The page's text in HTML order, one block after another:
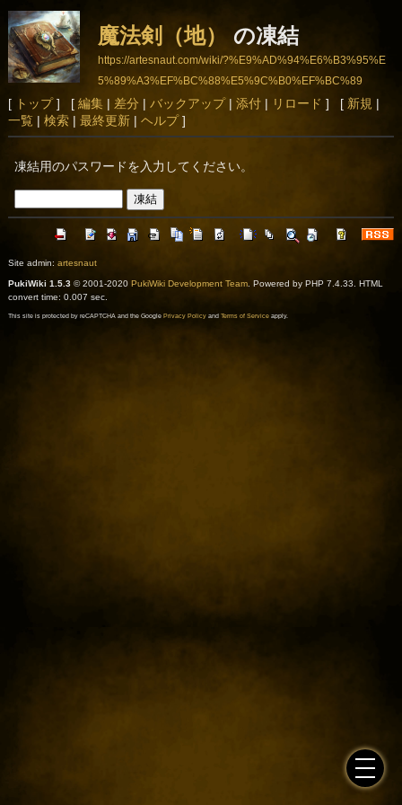
魔法剣（地） の凍結
https://artesnaut.com/wiki/?%E9%AD%94%E6%B3%95%E
5%89%A3%EF%BC%88%E5%9C%B0%EF%BC%89
[ トップ] [ 編集| 差分 | バックアップ| 添付| リロード ] [ 新規 |
一覧| 検索| 最終更新| ヘルプ]
凍結用のパスワードを入力してください。
Site admin: artesnaut
PukiWiki 1.5.3© 2001-2020 PukiWiki Development Team. Powered by PHP 7.4.33. HTML
convert time: 0.007 sec.
This site is protected by reCAPTCHA and the Google Privacy Policyand Terms of Serviceapply.